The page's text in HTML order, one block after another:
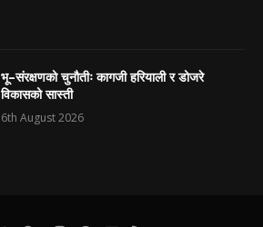
भू–संरक्षणको चुनौतीः कागजी हरियाली र डोजरे
विकासको सास्ती
6th August 2026